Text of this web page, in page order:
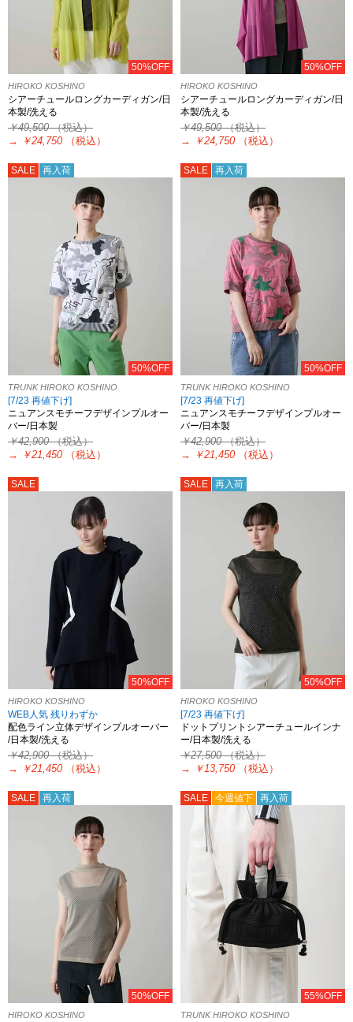
50%OFF
HIROKO KOSHINO
シアーチュールロングカーディガン/日
本製/洗える
￥49,500（税込）
→
￥24,750 （税込）
50%OFF
HIROKO KOSHINO
シアーチュールロングカーディガン/日
本製/洗える
￥49,500（税込）
→
￥24,750 （税込）
SALE 再入荷
50%OFF
TRUNK HIROKO KOSHINO
[7/23 再値下げ]
ニュアンスモチーフデザインプルオー
バー/日本製
￥42,900（税込）
→
￥21,450 （税込）
SALE 再入荷
50%OFF
TRUNK HIROKO KOSHINO
[7/23 再値下げ]
ニュアンスモチーフデザインプルオー
バー/日本製
￥42,900（税込）
→
￥21,450 （税込）
SALE
50%OFF
HIROKO KOSHINO
WEB人気 残りわずか
配色ライン立体デザインプルオーバー
/日本製/洗える
￥42,900（税込）
→
￥21,450 （税込）
SALE 再入荷
50%OFF
HIROKO KOSHINO
[7/23 再値下げ]
ドットプリントシアーチュールインナ
ー/日本製/洗える
￥27,500（税込）
→
￥13,750 （税込）
SALE 再入荷
50%OFF
HIROKO KOSHINO
SALE 今週値下 再入荷
55%OFF
TRUNK HIROKO KOSHINO